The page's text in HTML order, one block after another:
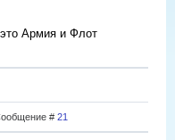
Армия и Флот
# 21